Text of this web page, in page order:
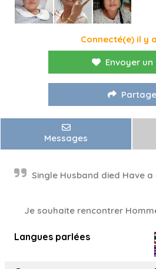
Connecté(e) il y
Envoyer
Messages
Single Husband died Have
Je souhaite rencontrer
Langues parlées